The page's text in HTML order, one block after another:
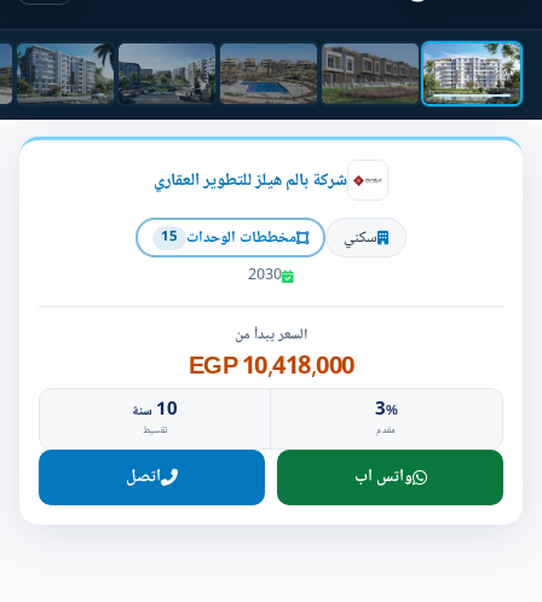
شركة بالم هيلز للتطوير العقاري
سكني مخططات الوحدات 15
2030
السعر يبدأ من
10,418,000 EGP
3%
مقدم
10 سنة
تقسيط
واتس اب اتصل